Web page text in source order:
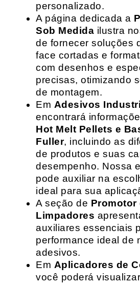
personalizado.
A página dedicada a
Sob Medida ilustra
de fornecer soluções
face cortadas e
com desenhos e
precisas, otimizando
de montagem.
Em Adesivos
encontrará
Hot Melt Pellets e
Fuller, incluindo as
de produtos e suas
desempenho. Nossa
pode auxiliar na
ideal para sua
A seção de Promotor
Limpadores
auxiliares essenciais
performance ideal de
adesivos.
Em Aplicadores de
você poderá